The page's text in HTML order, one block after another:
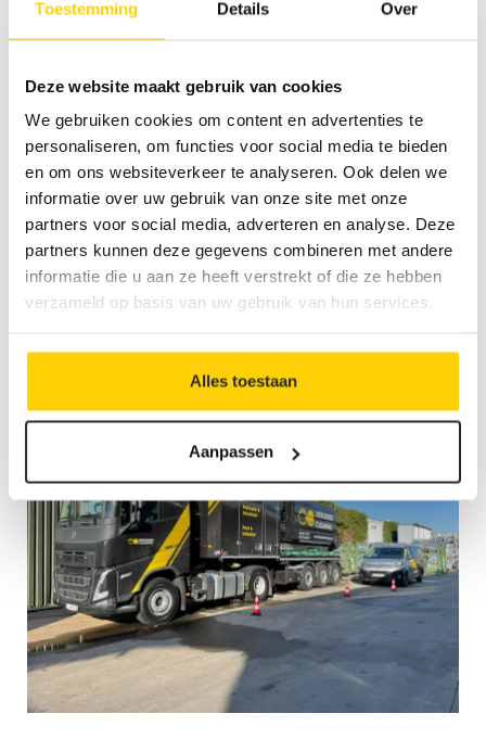
Toestemming Details Over
Deze website maakt gebruik van cookies
We gebruiken cookies om content en advertenties te
personaliseren, om functies voor social media te bieden
en om ons websiteverkeer te analyseren. Ook delen we
informatie over uw gebruik van onze site met onze
partners voor social media, adverteren en analyse. Deze
partners kunnen deze gegevens combineren met andere
informatie die u aan ze heeft verstrekt of die ze hebben
verzameld op basis van uw gebruik van hun services.
Alles toestaan
Aanpassen
Chez Derudder Cleaning, nous connaissons
l'importance de la rapidité dans la résolution des
Disponibilité 24h/24 et 7j/7 pour les appels
d'urgence.
Equipements spécialisés pour une résolution
rapide et efficace des problèmes.